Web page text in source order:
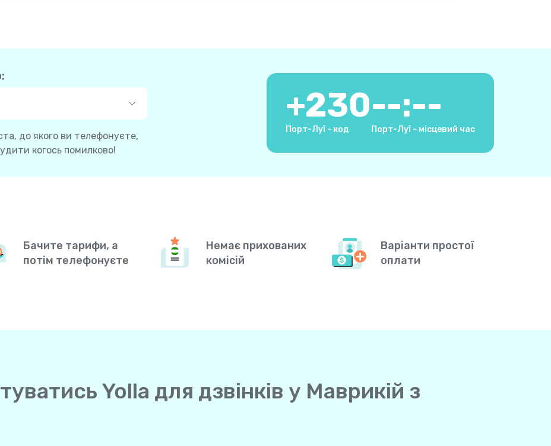
до якого ви телефонуєте,
когось помилково!
+230
Порт-Луї - код
--:--
Порт-Луї - місцевий час
Бачите тарифи, а
потім телефонуєте
Немає прихованих
комісій
Варіанти простої
оплати
Yolla для дзвінків у Маврикій з